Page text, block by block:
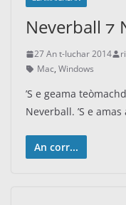
Neverball ⁊
27 An t-Iuchar 2014
Mac, Windows
’S e geama
Neverball. ’S e
An corr...